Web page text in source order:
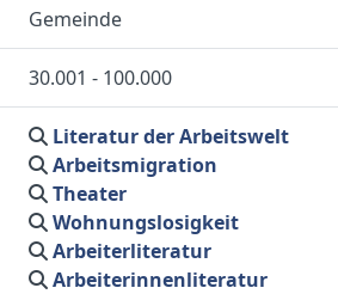
Gemeinde
30.001 - 100.000
Literatur der Arbeitswelt
Arbeitsmigration
Theater
Wohnungslosigkeit
Arbeiterliteratur
Arbeiterinnenliteratur